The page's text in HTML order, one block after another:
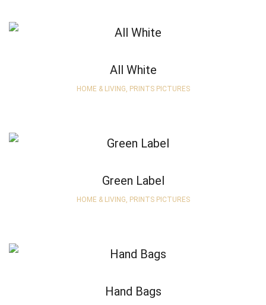
All White
HOME & LIVING, PRINTS PICTURES
Green Label
HOME & LIVING, PRINTS PICTURES
Hand Bags